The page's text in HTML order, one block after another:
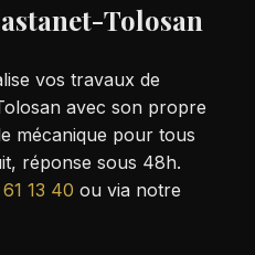
Tolosan
vos travaux de
avec son propre
mécanique pour tous
réponse sous 48h.
13 40 ou via notre